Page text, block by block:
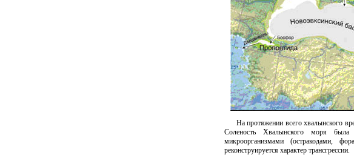
На протяжении всего хвалынского
Соленость Хвалынского моря была
микроорганизмами (остракодами,
реконструируется характер трансгрессии.